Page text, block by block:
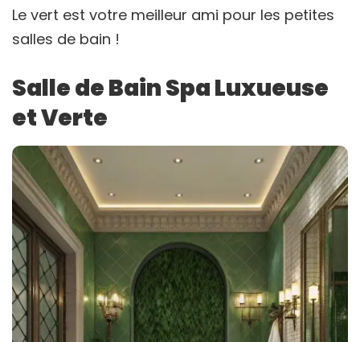
Le vert est votre meilleur ami pour les petites
salles de bain !
Salle de Bain Spa Luxueuse
et Verte